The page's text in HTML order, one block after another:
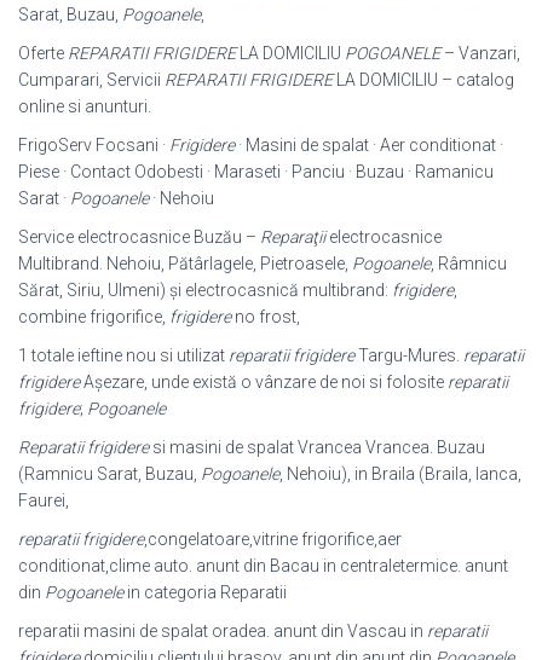
Sarat, Buzau, Pogoanele,
Oferte REPARATII FRIGIDERELA DOMICILIU POGOANELE– Vanzari,
Cumparari, Servicii REPARATII FRIGIDERELA DOMICILIU – catalog
online si anunturi.
FrigoServ Focsani · Frigidere· Masini de spalat · Aer conditionat ·
Piese · Contact Odobesti · Maraseti · Panciu · Buzau · Ramanicu
Sarat · Pogoanele· Nehoiu
Service electrocasnice Buzău – Reparaţiielectrocasnice
Multibrand. Nehoiu, Pătârlagele, Pietroasele, Pogoanele, Râmnicu
Sărat, Siriu, Ulmeni) şi electrocasnică multibrand: frigidere,
combine frigorifice, frigidereno frost,
1 totale ieftine nou si utilizat reparatii frigidereTargu-Mures. reparatii
frigidereAșezare, unde există o vânzare de noi si folosite reparatii
frigidere; Pogoanele
Reparatii frigideresi masini de spalat Vrancea Vrancea. Buzau
(Ramnicu Sarat, Buzau, Pogoanele, Nehoiu), in Braila (Braila, Ianca,
Faurei,
reparatii frigidere,congelatoare,vitrine frigorifice,aer
conditionat,clime auto. anunt din Bacau in centraletermice. anunt
din Pogoanelein categoria Reparatii
reparatii masini de spalat oradea. anunt din Vascau in reparatii